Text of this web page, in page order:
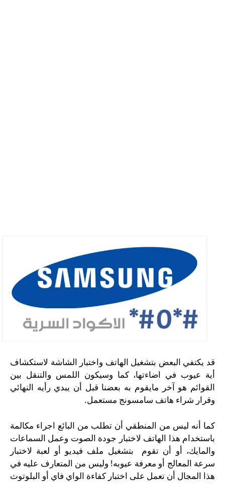
قد يكتفي البعض بتشغيل الهاتف واختبار الشاشة لاستكشاف
أية عيوب في اضاءتها، كما وسيكون اللمس والتنقل بين
القوائم هو آخر مايقوم به بعضنا قبل أن يبدي رأيه النهائي
وقرار شراء هاتف سامسونج مستعمل.
كما أنه ليس من المنطقي أن تطلب من البائع اجراء مكالمة
باستخدام هذا الهاتف لاختبار جودة الصوت وعمل السماعات
والمايك، أو أن تقوم بتشغيل ملف فيديو أو لعبة لاختبار
سرعة المعالج أو معرفة عيوبه! وليس من المتعارف عليه في
هذا المجال أن تعمل على اختبار كفاءة الواي فاي أو البلوتوث